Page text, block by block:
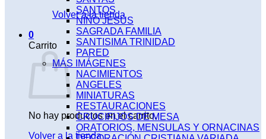
Volver a la tienda
0
Carrito
No hay productos en el carrito.
Volver a la tienda
SANTOS
NIÑO JESÚS
SAGRADA FAMILIA
SANTISIMA TRINIDAD
PARED
MÁS IMÁGENES
NACIMIENTOS
ANGELES
MINIATURAS
RESTAURACIONES
CRUCIFIJOS DE MESA
ORATORIOS, MENSULAS Y ORNACINAS